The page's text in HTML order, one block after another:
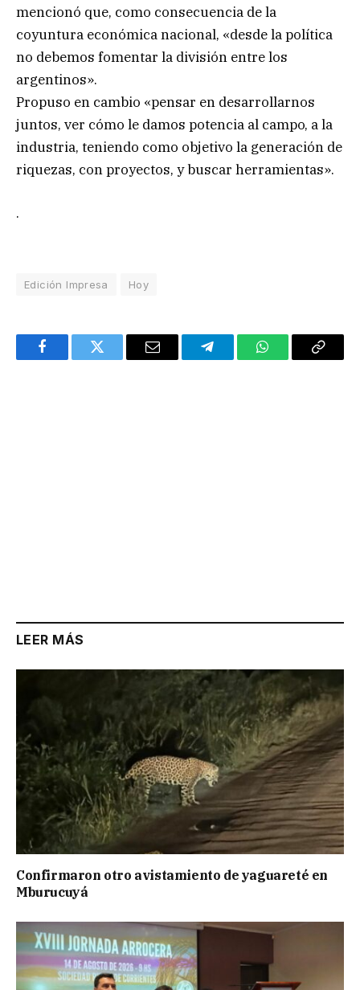
mencionó que, como consecuencia de la
coyuntura económica nacional, «desde la política
no debemos fomentar la división entre los
argentinos».
Propuso en cambio «pensar en desarrollarnos
juntos, ver cómo le damos potencia al campo, a la
industria, teniendo como objetivo la generación de
riquezas, con proyectos, y buscar herramientas».
.
Edición Impresa Hoy
FacebookTwitter Email TelegramWhatsAppCopy
LEER MÁS
Confirmaron otro avistamiento de yaguareté en
Mburucuyá